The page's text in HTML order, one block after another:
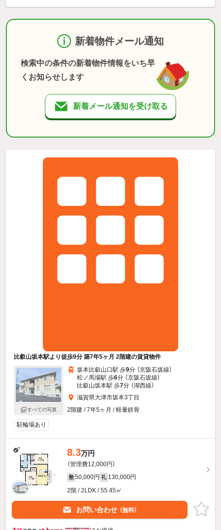
新着物件メール通知
検索中の条件の新着物件情報をいち早
くお知らせします
新着メール通知を受け取る
比叡山坂本駅より徒歩9分 築7年5ヶ月 2階建の賃貸物件
すべての写真
坂本比叡山口駅 歩9分 （京阪石坂線）
松ノ馬場駅 歩6分 （京阪石坂線）
比叡山坂本駅 歩7分 （湖西線）
滋賀県大津市坂本3丁目
2階建 / 7年5ヶ月 / 軽量鉄骨
駐輪場あり
8.3万円
（管理費12,000円）
敷 50,000円 礼 130,000円
2階 / 2LDK / 55.45㎡
お問い合わせ （無料）